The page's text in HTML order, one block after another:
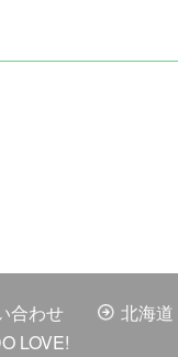
合わせ
北海道
LOVE!